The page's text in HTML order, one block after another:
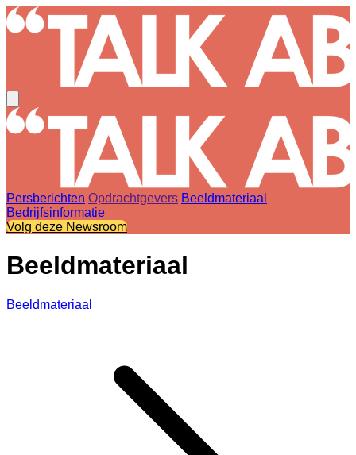
Persberichten Opdrachtgevers Beeldmateriaal
Bedrijfsinformatie
Volg deze Newsroom
Beeldmateriaal
Beeldmateriaal